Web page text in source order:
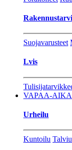
Suojavarusteet
Lvis
VAPAA-
Urheilu
Kuntoilu